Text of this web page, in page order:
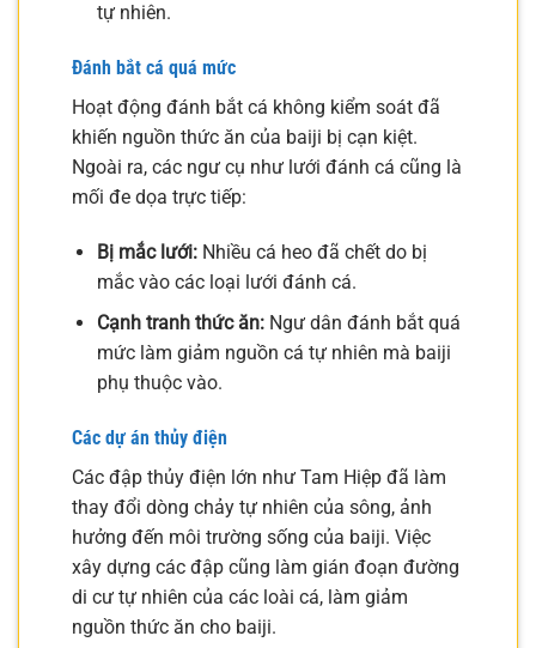
tự nhiên.
Đánh bắt cá quá mức
Hoạt động đánh bắt cá không kiểm soát đã
khiến nguồn thức ăn của baiji bị cạn kiệt.
Ngoài ra, các ngư cụ như lưới đánh cá cũng là
mối đe dọa trực tiếp:
Bị mắc lưới:Nhiều cá heo đã chết do bị
mắc vào các loại lưới đánh cá.
Cạnh tranh thức ăn:Ngư dân đánh bắt quá
mức làm giảm nguồn cá tự nhiên mà baiji
phụ thuộc vào.
Các dự án thủy điện
Các đập thủy điện lớn như Tam Hiệp đã làm
thay đổi dòng chảy tự nhiên của sông, ảnh
hưởng đến môi trường sống của baiji. Việc
xây dựng các đập cũng làm gián đoạn đường
di cư tự nhiên của các loài cá, làm giảm
nguồn thức ăn cho baiji.